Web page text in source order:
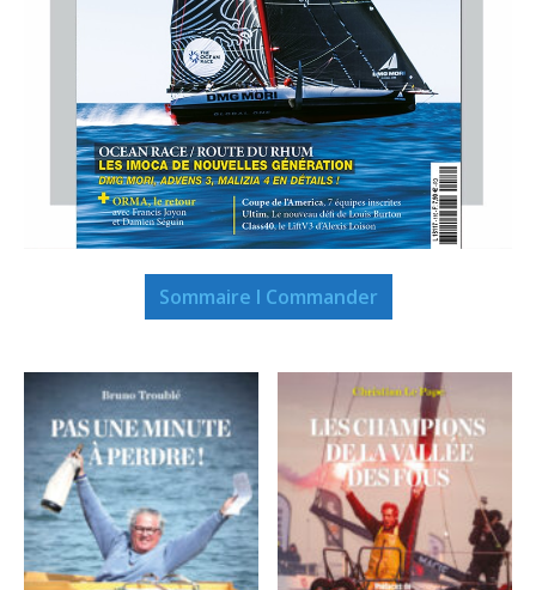
Sommaire I Commander